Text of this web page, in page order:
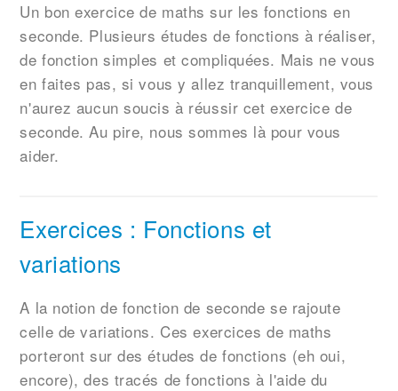
Un bon exercice de maths sur les fonctions en
seconde. Plusieurs études de fonctions à réaliser,
de fonction simples et compliquées. Mais ne vous
en faites pas, si vous y allez tranquillement, vous
n'aurez aucun soucis à réussir cet exercice de
seconde. Au pire, nous sommes là pour vous
aider.
Exercices : Fonctions et
variations
A la notion de fonction de seconde se rajoute
celle de variations. Ces exercices de maths
porteront sur des études de fonctions (eh oui,
encore), des tracés de fonctions à l'aide du